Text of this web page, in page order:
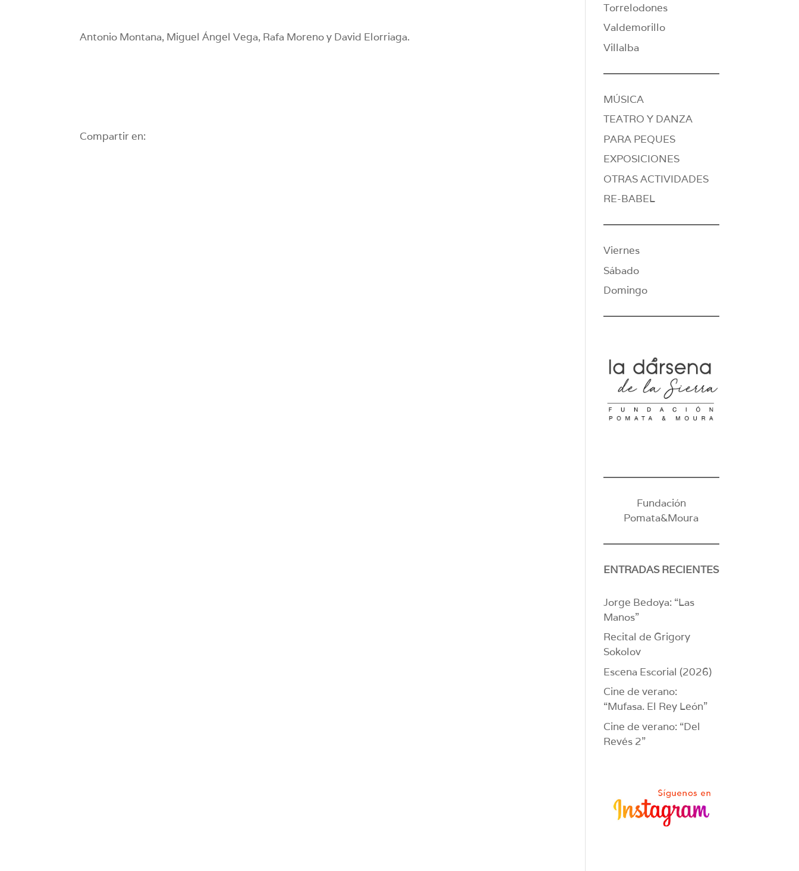
Antonio Montana, Miguel Ángel Vega, Rafa Moreno y David Elorriaga.
Compartir en:
Torrelodones
Valdemorillo
Villalba
MÚSICA
TEATRO Y DANZA
PARA PEQUES
EXPOSICIONES
OTRAS ACTIVIDADES
RE-BABEL
Viernes
Sábado
Domingo
Fundación
Pomata&Moura
ENTRADAS RECIENTES
Jorge Bedoya: “Las
Manos”
Recital de Grigory
Sokolov
Escena Escorial (2026)
Cine de verano:
“Mufasa. El Rey León”
Cine de verano: “Del
Revés 2”